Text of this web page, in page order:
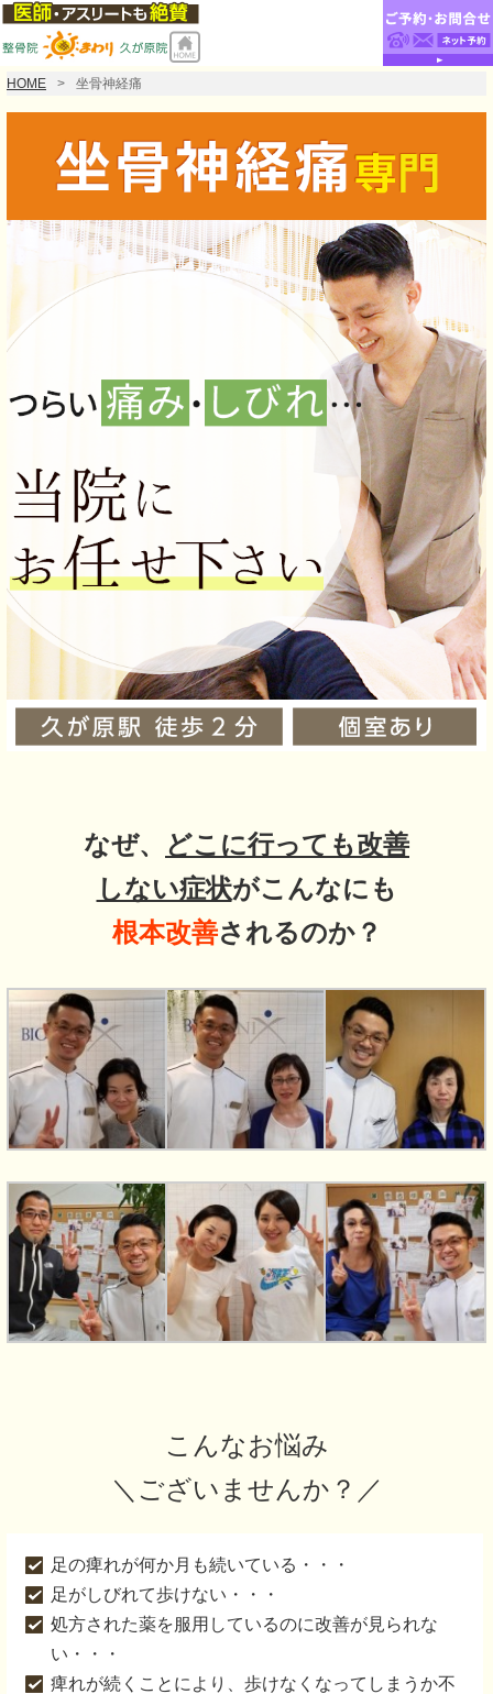
HOME 坐骨神経痛
なぜ、
どこに行っても改善
しない症状がこんなにも
根本改善されるのか？
こんなお悩み
＼ございませんか？／
足の痺れが何か月も続いている・・・
足がしびれて歩けない・・・
処方された薬を服用しているのに改善が見られな
い・・・
痺れが続くことにより、歩けなくなってしまうか不